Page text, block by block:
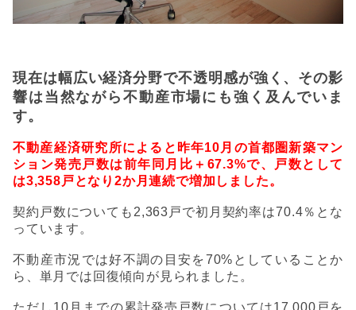
現在は幅広い経済分野で不透明感が強く、その影
響は当然ながら不動産市場にも強く及んでいま
す。
不動産経済研究所によると昨年10月の首都圏新築マン
ション発売戸数は前年同月比＋ 67.3%で、戸数として
は3,358戸となり2か月連続で増加しました。
契約戸数についても2,363 戸で初月契約率は70.4％とな
っています。
不動産市況では好不調の目安を 70% としていることか
ら、単月では回復傾向が見られました。